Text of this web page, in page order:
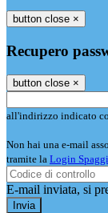
button close ×
Recupero
button close ×
all'indirizzo indicato
Non hai una e-mail
tramite la Login
E-mail inviata, si